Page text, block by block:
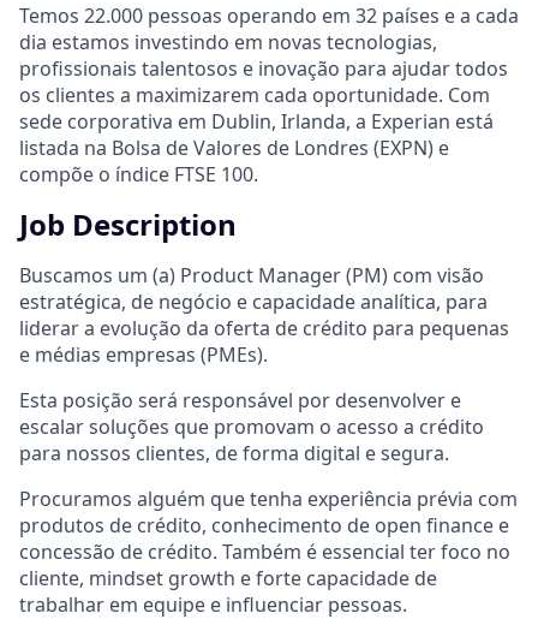
Temos 22.000 pessoas operando em 32 países e a cada
dia estamos investindo em novas tecnologias,
profissionais talentosos e inovação para ajudar todos
os clientes a maximizarem cada oportunidade. Com
sede corporativa em Dublin, Irlanda, a Experian está
listada na Bolsa de Valores de Londres (EXPN) e
compõe o índice FTSE 100.
Job Description
Buscamos um (a) Product Manager (PM) com visão
estratégica, de negócio e capacidade analítica, para
liderar a evolução da oferta de crédito para pequenas
e médias empresas (PMEs).
Esta posição será responsável por desenvolver e
escalar soluções que promovam o acesso a crédito
para nossos clientes, de forma digital e segura.
Procuramos alguém que tenha experiência prévia com
produtos de crédito, conhecimento de open finance e
concessão de crédito. Também é essencial ter foco no
cliente, mindset growth e forte capacidade de
trabalhar em equipe e influenciar pessoas.